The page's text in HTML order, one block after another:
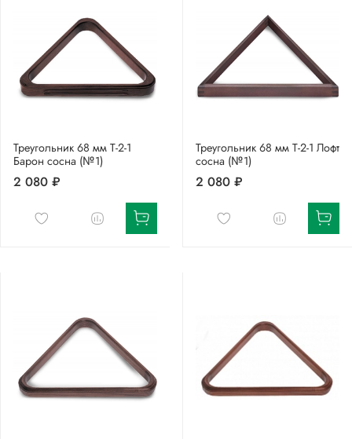
Треугольник 68 мм Т-2-1
Барон сосна (№1)
2 080 ₽
Треугольник 68 мм Т-2-1 Лофт
сосна (№1)
2 080 ₽